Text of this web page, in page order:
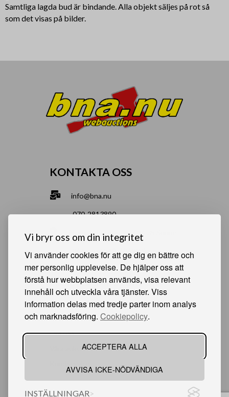
Vi bryr oss om din integritet
Vi använder cookies för att ge dig en bättre och
mer personlig upplevelse. De hjälper oss att
förstå hur webbplatsen används, visa relevant
innehåll och utveckla våra tjänster. Viss
information delas med tredje parter inom analys
och marknadsföring. Cookiepolicy.
ACCEPTERA ALLA
AVVISA ICKE-NÖDVÄNDIGA
INSTÄLLNINGAR
Samtliga lagda bud är bindande. Alla objekt säljes på rot så
som det visas på bilder.
KONTAKTA OSS
info@bna.nu
070-2813890
Norrgårdsgatan 9a, 686 35 Sunne
Bjälverud 540, 68693 Sunne
HJÄLPSAMMA SIDOR
Något du vill sälja?
Att köpa från oss
Om oss
Våra auktioner